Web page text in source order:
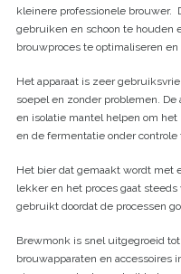
kleinere professionele brouwer.
gebruiken en schoon te houden
brouwproces te optimaliseren
Het apparaat is zeer
soepel en zonder problemen.
en isolatie mantel helpen om
en de fermentatie onder controle
Het bier dat gemaakt wordt met
lekker en het proces gaat
gebruikt doordat de processen
Brewmonk is snel uitgegroeid
brouwapparaten en